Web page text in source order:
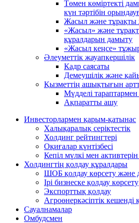
Төмен көміртекті
күн тәртібін
Жасыл және тұрақты
«Жасыл» және
құралдарын дамыту
«Жасыл кеңсе»
Әлеуметтік жауапкершілік
Кадр саясаты
Демеушілік және
Қызметтің ашықтығын
Мүдделі
Ақпаратты ашу
Инвесторлармен қарым-қатынас
Халықаралық серіктестік
Холдинг рейтингтері
Оқиғалар күнтізбесі
Кепіл мүлкі мен активтерін
Холдингтің қолдау құралдары
ШОБ қолдау көрсету және
Ірі бизнеске қолдау көрсету
Экспорттық қолдау
Агроөнеркәсіптік
Сауалнамалар
Омбудсмен